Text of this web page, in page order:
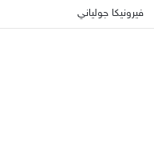
فيرونيكا جولياني